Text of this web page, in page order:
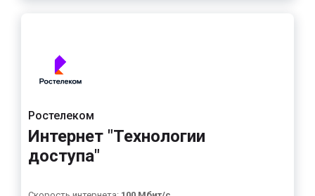
Ростелеком
Интернет "Технологии
доступа"